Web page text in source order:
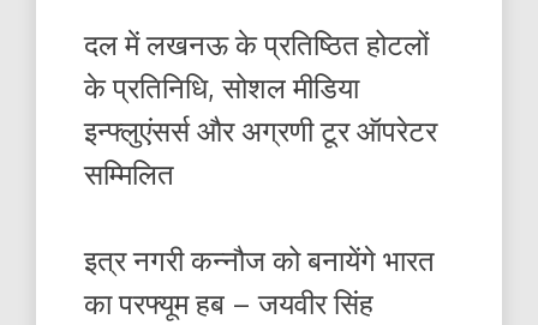
दल में लखनऊ के प्रतिष्ठित होटलों
के प्रतिनिधि, सोशल मीडिया
इन्फ्लुएंसर्स और अग्रणी टूर ऑपरेटर
सम्मिलित
इत्र नगरी कन्नौज को बनायेंगे भारत
का परफ्यूम हब – जयवीर सिंह